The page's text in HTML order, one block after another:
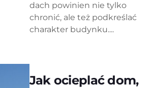
dach powinien nie tylko
chronić, ale też podkreślać
charakter budynku....
Jak ocieplać dom,